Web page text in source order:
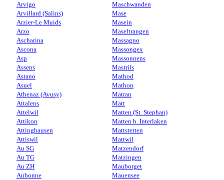
Arvigo
Arvillard (Salins)
Arzier-Le Muids
Arzo
Ascharina
Ascona
Asp
Assens
Astano
Asuel
Athenaz (Avusy)
Attalens
Attelwil
Attikon
Attinghausen
Attiswil
Au SG
Au TG
Au ZH
Aubonne
Maschwanden
Mase
Masein
Maseltrangen
Massagno
Massongex
Massonnens
Mastrils
Mathod
Mathon
Matran
Matt
Matten (St. Stephan)
Matten b. Interlaken
Mattstetten
Mattwil
Matzendorf
Matzingen
Mauborget
Mauensee